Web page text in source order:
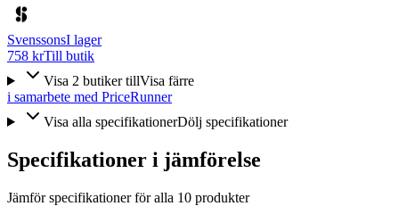
SvenssonsI lager
758 krTill butik
Visa 2 butiker tillVisa färre
i samarbete med PriceRunner
Visa alla specifikationerDölj specifikationer
Specifikationer i jämförelse
Jämför specifikationer för alla 10 produkter